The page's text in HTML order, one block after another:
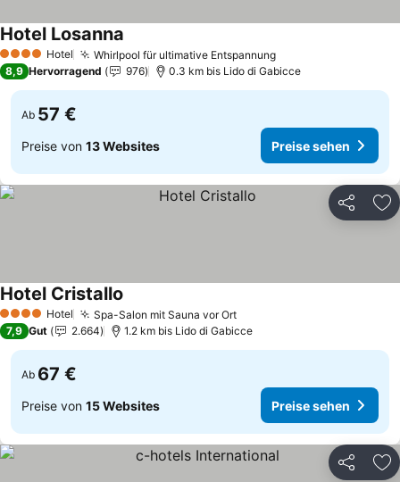
4 Sterne Hotel Whirlpool für ultimative EntspannungPreise sehen
Hotel Losanna
8,9 Hervorragend 976 0.3 km bis Lido di Gabicce
Ab 57 €
Preise von 13 Websites Preise sehen
Teilen
4 Sterne Hotel Spa-Salon mit Sauna vor OrtPreise sehen
Hotel Cristallo
7,9 Gut 2.664 1.2 km bis Lido di Gabicce
Ab 67 €
Preise von 15 Websites Preise sehen
Teilen